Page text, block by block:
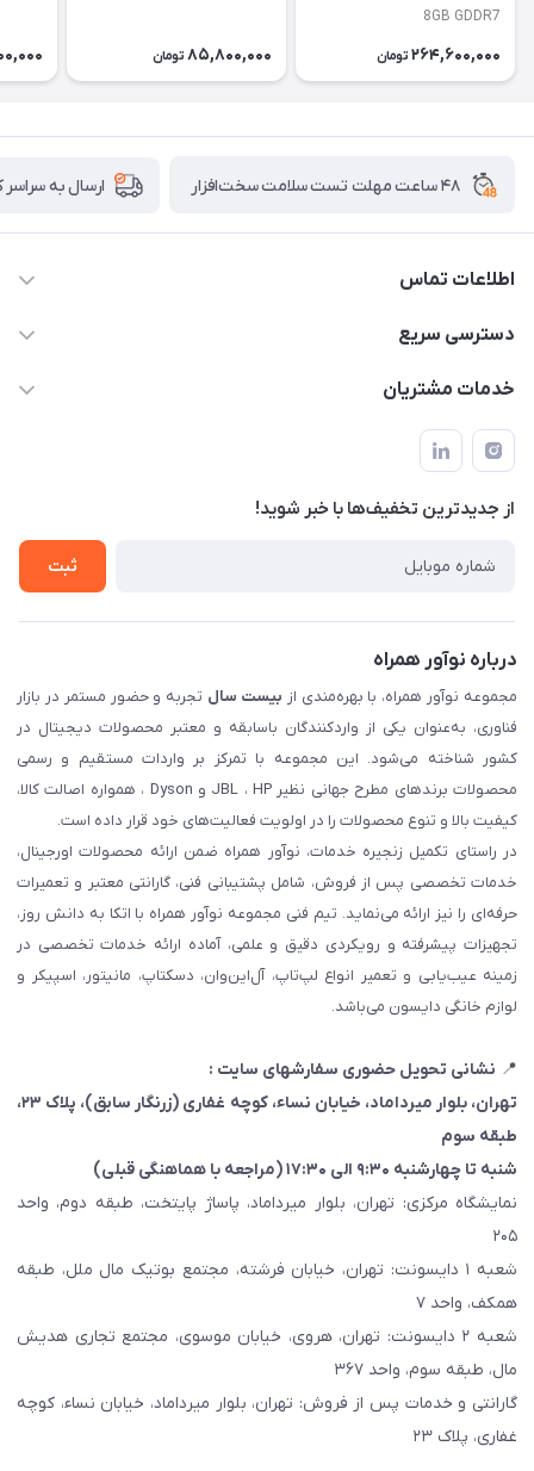
8GB GDDR7
264,600,000 تومان 85,800,000 تومان
۴۸ ساعت مهلت تست سلامت سخت‌افزار ارسال به
اطلاعات تماس
02122913967
۲۳، طبقه سوم
دسترسی سریع
لیست محصولات
حساب کاربری
تماس با ما
خدمات مشتریان
قوانین و مقررات
حریم خصوصی
شرایط گارانتی
ثبت شکایت
از جدید‌ترین تخفیف‌ها با‌ خبر شوید!
ثبت
درباره نوآور همراه
مجموعه نوآور همراه، با بهره‌مندی از بیست سال تجربه و حضور مستمر در بازار
فناوری، به‌عنوان یکی از واردکنندگان باسابقه و معتبر محصولات دیجیتال در
کشور شناخته می‌شود. این مجموعه با تمرکز بر واردات مستقیم و رسمی
محصولات برندهای مطرح جهانی نظیر JBL ، HP و Dyson ، همواره اصالت کالا،
کیفیت بالا و تنوع محصولات را در اولویت فعالیت‌های خود قرار داده است.
در راستای تکمیل زنجیره خدمات، نوآور همراه ضمن ارائه محصولات اورجینال،
خدمات تخصصی پس از فروش، شامل پشتیبانی فنی، گارانتی معتبر و تعمیرات
حرفه‌ای را نیز ارائه می‌نماید. تیم فنی مجموعه نوآور همراه با اتکا به دانش روز،
تجهیزات پیشرفته و رویکردی دقیق و علمی، آماده ارائه خدمات تخصصی در
زمینه عیب‌یابی و تعمیر انواع لپ‌تاپ، آل‌این‌وان، دسکتاپ، مانیتور، اسپیکر و
لوازم خانگی دایسون می‌باشد.
📍 نشانی تحویل حضوری سفارشهای سایت :
تهران، بلوار میرداماد، خیابان نساء، کوچه غفاری (زرنگار سابق)
، پلاک ۲۳،
طبقه سوم
شنبه تا چهارشنبه ۹:۳۰ الی ۱۷:۳۰ (مراجعه با هماهنگی قبلی)
نمایشگاه مرکزی: تهران، بلوار میرداماد، پاساژ پایتخت، طبقه دوم، واحد
۲۰۵
شعبه ۱ دایسونت: تهران، خیابان فرشته، مجتمع بوتیک مال ملل، طبقه
همکف، واحد ۷
شعبه ۲ دایسونت: تهران، هروی، خیابان موسوی، مجتمع تجاری هدیش
مال، طبقه سوم، واحد ۳۶۷
گارانتی و خدمات پس از فروش: تهران، بلوار میرداماد، خیابان نساء، کوچه
غفاری، پلاک ۲۳